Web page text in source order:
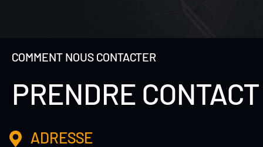
COMMENT NOUS CONTACTER
PRENDRE CONTACT
ADRESSE